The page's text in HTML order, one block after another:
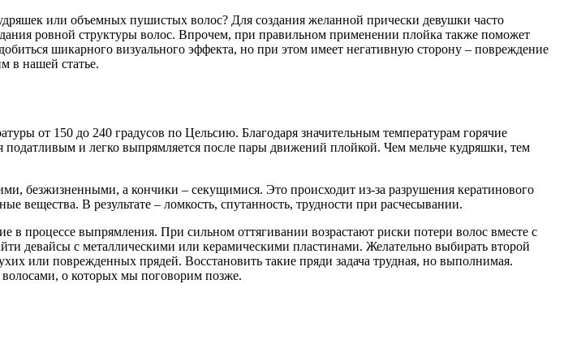
или объемных пушистых волос? Для создания желанной прически девушки часто
ровной структуры волос. Впрочем, при правильном применении плойка также поможет
шикарного визуального эффекта, но при этом имеет негативную сторону – повреждение
в нашей статье.
от 150 до 240 градусов по Цельсию. Благодаря значительным температурам горячие
податливым и легко выпрямляется после пары движений плойкой. Чем мельче кудряшки, тем
безжизненными, а кончики – секущимися. Это происходит из-за разрушения кератинового
вещества. В результате – ломкость, спутанность, трудности при расчесывании.
процессе выпрямления. При сильном оттягивании возрастают риски потери волос вместе с
девайсы с металлическими или керамическими пластинами. Желательно выбирать второй
или поврежденных прядей. Восстановить такие пряди задача трудная, но выполнимая.
о которых мы поговорим позже.